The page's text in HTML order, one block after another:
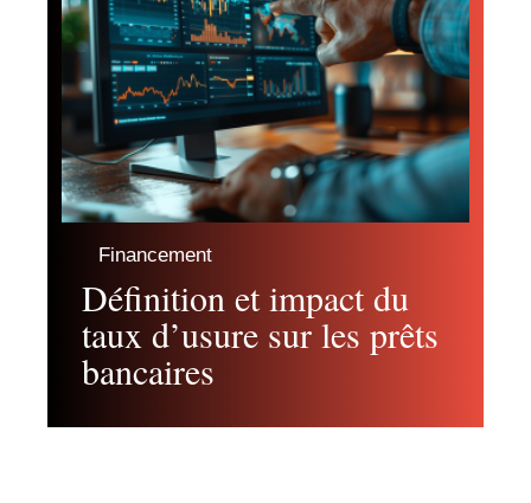
Financement
Définition et impact du
taux d’usure sur les prêts
bancaires